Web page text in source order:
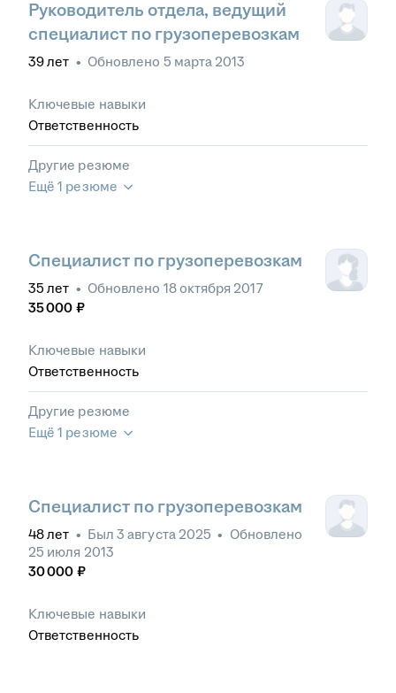
Руководитель отдела, ведущий
специалист по грузоперевозкам
39лет • Обновлено 5 марта 2013
Ключевые навыки
Ответственность
Другие резюме
Ещё 1 резюме
Специалист по грузоперевозкам
35 лет • Обновлено 18 октября 2017
35 000 ₽
Ключевые навыки
Ответственность
Другие резюме
Ещё 1 резюме
Специалист по грузоперевозкам
48лет • Был 3 августа 2025 • Обновлено
25 июля 2013
30 000 ₽
Ключевые навыки
Ответственность